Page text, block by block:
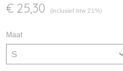
€ 25,30 (inclusief btw 21%)
Maat